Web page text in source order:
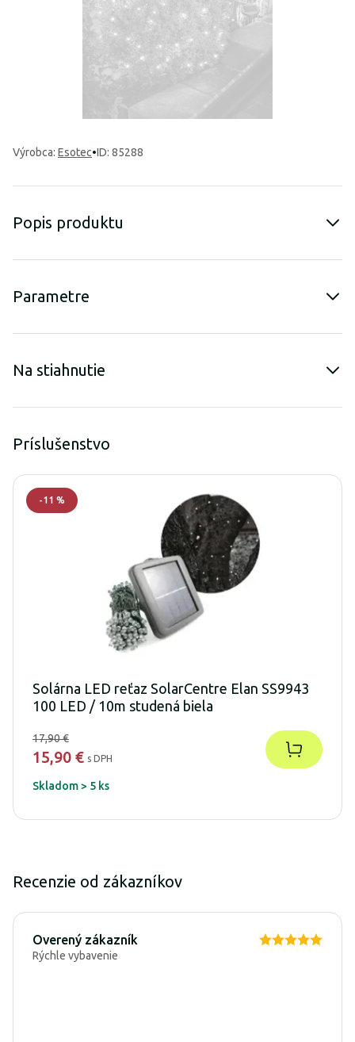
Výrobca: Esotec•ID: 85288
Popis produktu
Parametre
Na stiahnutie
Príslušenstvo
-11 %
Solárna LED reťaz SolarCentre Elan SS9943
100 LED / 10m studená biela
17,90 €
15,90 € s DPH
Skladom > 5 ks
Recenzie od zákazníkov
Overený zákazník
Rýchle vybavenie